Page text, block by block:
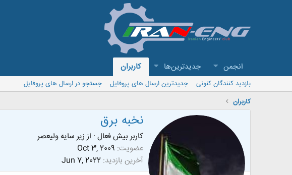
انجمن جدیدترین‌ها کاربران
بازدید کنندگان کنونی جدیدترین ارسال های پروفایل
جستجو در ارسال های پروفایل
کاربران
نخبه برق
کاربر بیش فعال · از زیر سایه ولیعصر
عضویت Oct 3, 2009
آخرین بازدید Jun 7, 2022